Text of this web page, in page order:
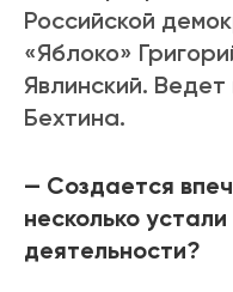
Российской
«Яблоко»
Явлинский.
Бехтина.
— Создается
несколько
деятельности?